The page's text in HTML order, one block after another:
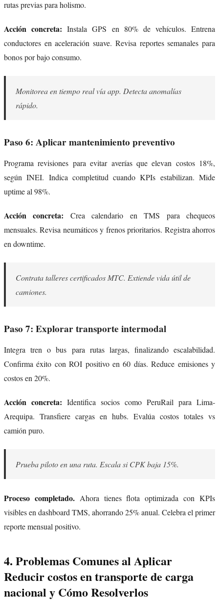
rutas previas para holismo.
Acción concreta: Instala GPS en 80% de vehículos. Entrena
conductores en aceleración suave. Revisa reportes semanales para
bonos por bajo consumo.
Monitorea en tiempo real vía app. Detecta anomalías
rápido.
Paso 6: Aplicar mantenimiento preventivo
Programa revisiones para evitar averías que elevan costos 18%,
según INEI. Indica completitud cuando KPIs estabilizan. Mide
uptime al 98%.
Acción concreta: Crea calendario en TMS para chequeos
mensuales. Revisa neumáticos y frenos prioritarios. Registra ahorros
en downtime.
Contrata talleres certificados MTC. Extiende vida útil de
camiones.
Paso 7: Explorar transporte intermodal
Integra tren o bus para rutas largas, finalizando escalabilidad.
Confirma éxito con ROI positivo en 60 días. Reduce emisiones y
costos en 20%.
Acción concreta: Identifica socios como PeruRail para Lima-
Arequipa. Transfiere cargas en hubs. Evalúa costos totales vs
camión puro.
Prueba piloto en una ruta. Escala si CPK baja 15%.
Proceso completado.Ahora tienes flota optimizada con KPIs
visibles en dashboard TMS, ahorrando 25% anual. Celebra el primer
reporte mensual positivo.
4. Problemas Comunes al Aplicar
Reducir costos en transporte de carga
nacional y Cómo Resolverlos